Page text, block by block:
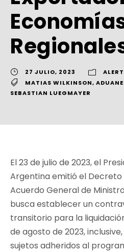
27 JULIO, 2023
MATIAS WILKINSON,
SEBASTIAN LUEGMAYER
El 23 de julio de 2023, el
Argentina emitió el Decreto
Acuerdo General de
busca establecer un
transitorio para la
de agosto de 2023,
sujetos adheridos al